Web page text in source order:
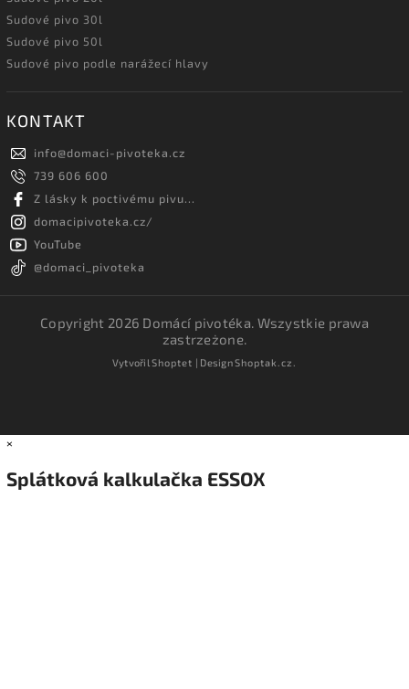
Sudové pivo 30l
Sudové pivo 50l
Sudové pivo podle narážecí hlavy
KONTAKT
info@domaci-pivoteka.cz
739 606 600
Z lásky k poctivému pivu...
domacipivoteka.cz/
YouTube
@domaci_pivoteka
Copyright 2026 Domácí pivotéka. Wszystkie prawa
zastrzeżone.
VytvořilShoptet | DesignShoptak.cz.
×
Splátková kalkulačka ESSOX